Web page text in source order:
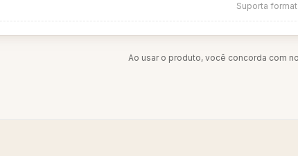
Suporta
Ao usar o produto, você concorda com